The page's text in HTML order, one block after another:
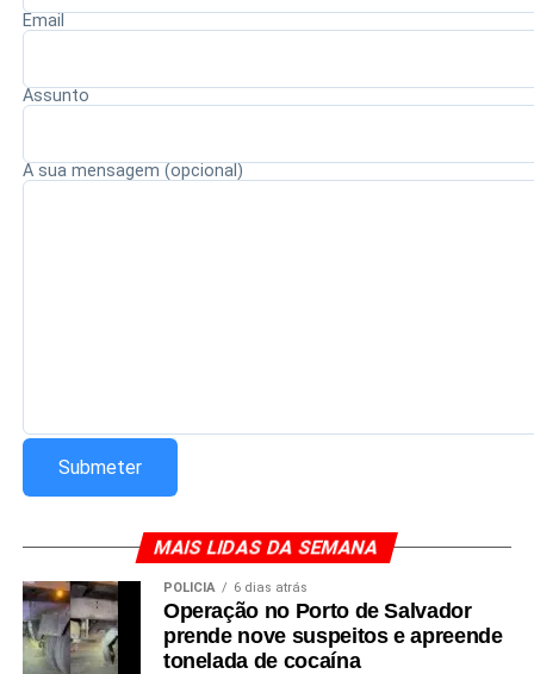
Email
Assunto
A sua mensagem (opcional)
MAIS LIDAS DA SEMANA
POLÍCIA 6 dias atrás
Operação no Porto de Salvador
prende nove suspeitos e apreende
tonelada de cocaína